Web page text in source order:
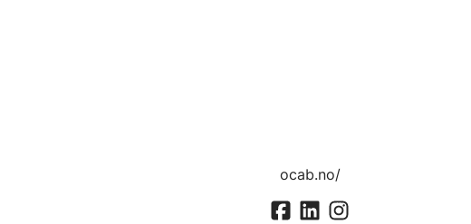
ocab.no/